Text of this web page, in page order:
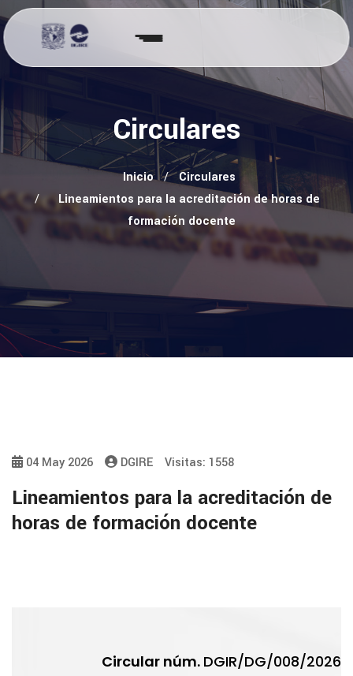
Circulares
Inicio
Circulares
Lineamientos para la acreditación de horas de
formación docente
04 May 2026 DGIRE Visitas: 1558
Lineamientos para la acreditación de
horas de formación docente
Circular núm. DGIR/DG/008/2026